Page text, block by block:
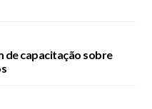
de capacitação sobre